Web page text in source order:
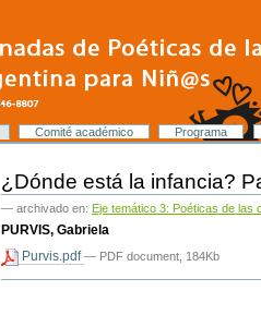
Comité académico Programa
¿Dónde está la infancia?
— archivado en: Eje temático 3: Poéticas de
PURVIS, Gabriela
Purvis.pdf— PDF document, 184Kb